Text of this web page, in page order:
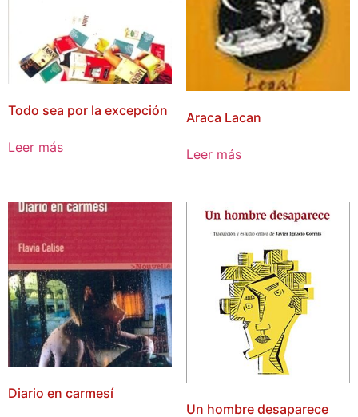
Todo sea por la excepción
Leer más
Araca Lacan
Leer más
Diario en carmesí
Un hombre desaparece